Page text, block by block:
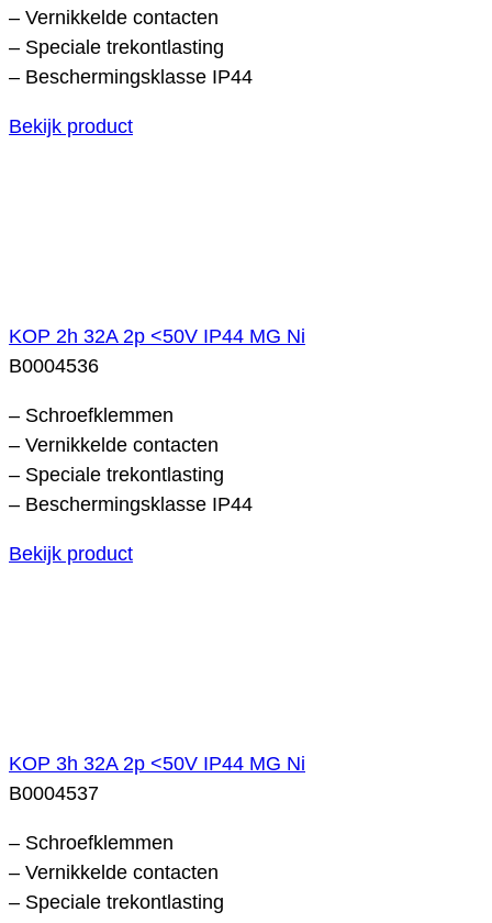
– Vernikkelde contacten
– Speciale trekontlasting
– Beschermingsklasse IP44
Bekijk product
KOP 2h 32A 2p <50V IP44 MG Ni
B0004536
– Schroefklemmen
– Vernikkelde contacten
– Speciale trekontlasting
– Beschermingsklasse IP44
Bekijk product
KOP 3h 32A 2p <50V IP44 MG Ni
B0004537
– Schroefklemmen
– Vernikkelde contacten
– Speciale trekontlasting